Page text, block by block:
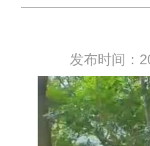
发布时间：